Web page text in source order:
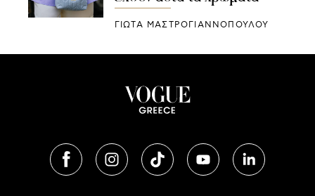
ΓΙΩΤΑ ΜΑΣΤΡΟΓΙΑΝΝΟΠΟΥΛΟΥ